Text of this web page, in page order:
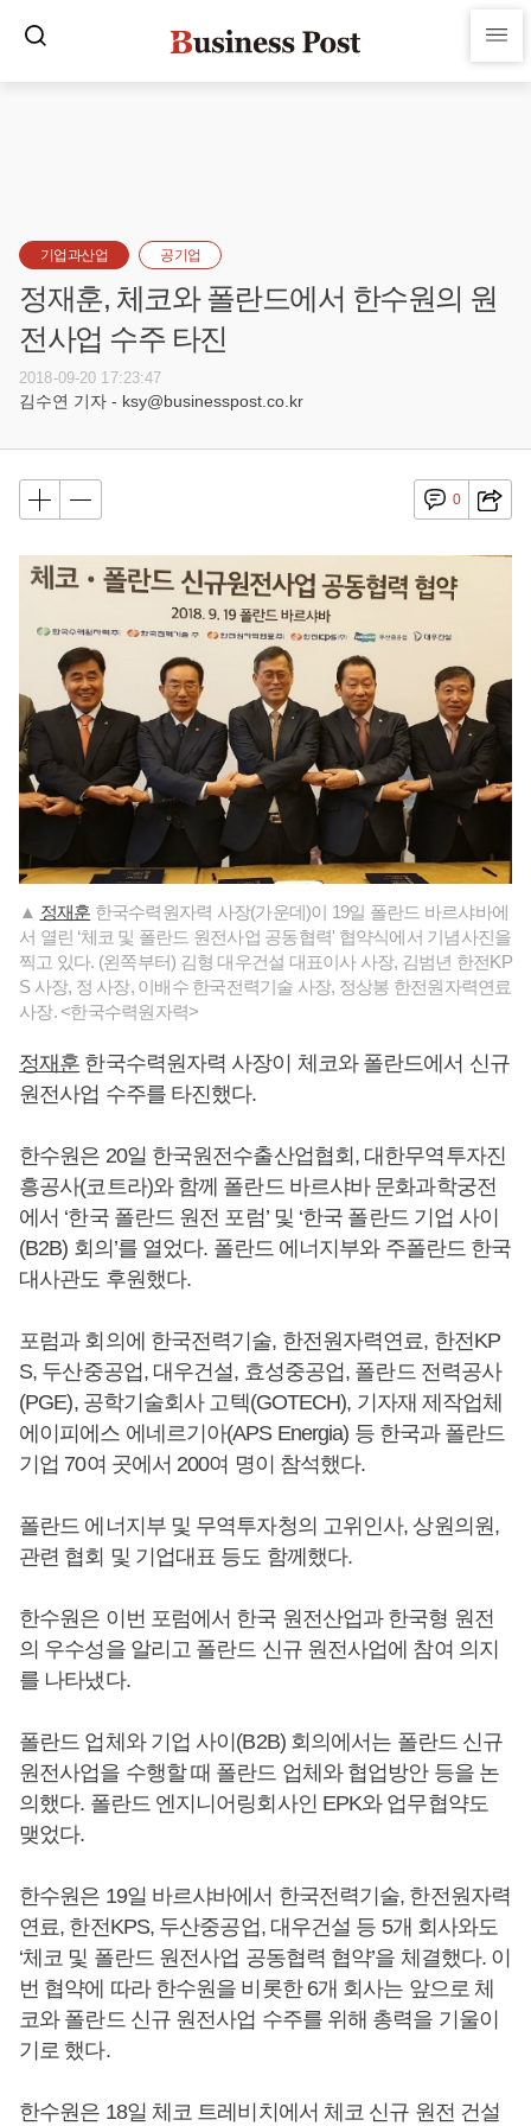
기업과산업 공기업
정재훈, 체코와 폴란드에서 한수원의 원
전사업 수주 타진
2018-09-20 17:23:47
김수연 기자 - ksy@businesspost.co.kr
0
▲ 정재훈 한국수력원자력 사장(가운데)이 19일 폴란드 바르샤바에
서 열린 ‘체코 및 폴란드 원전사업 공동협력' 협약식에서 기념사진을
찍고 있다. (왼쪽부터) 김형 대우건설 대표이사 사장, 김범년 한전KP
S 사장, 정 사장, 이배수 한국전력기술 사장, 정상봉 한전원자력연료
사장. <한국수력원자력>
정재훈 한국수력원자력 사장이 체코와 폴란드에서 신규
원전사업 수주를 타진했다.
한수원은 20일 한국원전수출산업협회, 대한무역투자진
흥공사(코트라)와 함께 폴란드 바르샤바 문화과학궁전
에서 ‘한국 폴란드 원전 포럼’ 및 ‘한국 폴란드 기업 사이
(B2B) 회의’를 열었다. 폴란드 에너지부와 주폴란드 한국
대사관도 후원했다.
포럼과 회의에 한국전력기술, 한전원자력연료, 한전KP
S, 두산중공업, 대우건설, 효성중공업, 폴란드 전력공사
(PGE), 공학기술회사 고텍(GOTECH), 기자재 제작업체
에이피에스 에네르기아(APS Energia) 등 한국과 폴란드
기업 70여 곳에서 200여 명이 참석했다.
폴란드 에너지부 및 무역투자청의 고위인사, 상원의원,
관련 협회 및 기업대표 등도 함께했다.
한수원은 이번 포럼에서 한국 원전산업과 한국형 원전
의 우수성을 알리고 폴란드 신규 원전사업에 참여 의지
를 나타냈다.
폴란드 업체와 기업 사이(B2B) 회의에서는 폴란드 신규
원전사업을 수행할 때 폴란드 업체와 협업방안 등을 논
의했다. 폴란드 엔지니어링회사인 EPK와 업무협약도
맺었다.
한수원은 19일 바르샤바에서 한국전력기술, 한전원자력
연료, 한전KPS, 두산중공업, 대우건설 등 5개 회사와도
‘체코 및 폴란드 원전사업 공동협력 협약’을 체결했다. 이
번 협약에 따라 한수원을 비롯한 6개 회사는 앞으로 체
코와 폴란드 신규 원전사업 수주를 위해 총력을 기울이
기로 했다.
한수원은 18일 체코 트레비치에서 체코 신규 원전 건설